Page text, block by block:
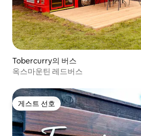
Tobercurry의 버스
옥스마운틴 레드버스
게스트 선호
게스트 선호